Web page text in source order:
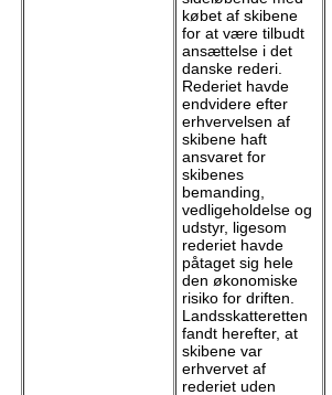
købet af skibene
for at være tilbudt
ansættelse i det
danske rederi.
Rederiet havde
endvidere efter
erhvervelsen af
skibene haft
ansvaret for
skibenes
bemanding,
vedligeholdelse og
udstyr, ligesom
rederiet havde
påtaget sig hele
den økonomiske
risiko for driften.
Landsskatteretten
fandt herefter, at
skibene var
erhvervet af
rederiet uden